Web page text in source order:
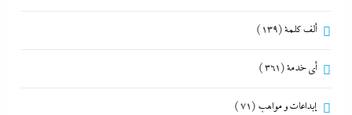
ألف كلمة(139)
أي خدمة(361)
إبداعات و مواهب (71)